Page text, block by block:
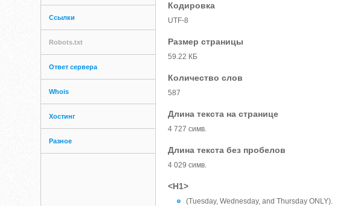
Ссылки
Robots.txt
Ответ сервера
Whois
Хостинг
Разное
Кодировка
UTF-8
Размер страницы
59.22 КБ
Количество слов
587
Длина текста на странице
4 727 симв.
Длина текста без пробелов
4 029 симв.
<H1>
(Tuesday, Wednesday, and Thursday ONLY).